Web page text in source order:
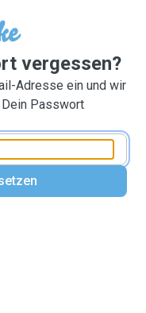
vergessen?
Adresse ein und wir
Passwort